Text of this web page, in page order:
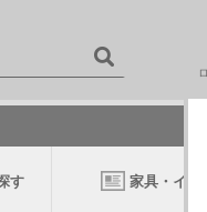
す 家具・イン